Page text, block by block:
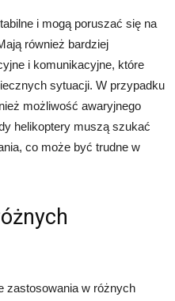
i mogą poruszać się na
również bardziej
i komunikacyjne, które
sytuacji. W przypadku
możliwość awaryjnego
helikoptery muszą szukać
co może być trudne w
zastosowania w różnych